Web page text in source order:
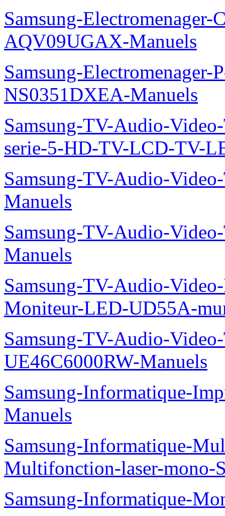
Samsung-Electromenager-
AQV09UGAX-Manuels
Samsung-
NS0351DXEA-Manuels
Samsung-TV-Audio-
serie-5-HD-TV-LCD-TV-
Samsung-TV-Audio-
Manuels
Samsung-TV-Audio-
Manuels
Samsung-TV-Audio-
Moniteur-LED-UD55A-
Samsung-TV-Audio-
UE46C6000RW-Manuels
Samsung-Informatique-
Manuels
Samsung-Informatique-
Multifonction-laser-mono-
Samsung-Informatique-